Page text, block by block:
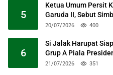
5
Ketua Umum Persit
Garuda II, Sebut
20/07/2026 400
6
Si Jalak Harupat
Grup A Piala
21/07/2026 351